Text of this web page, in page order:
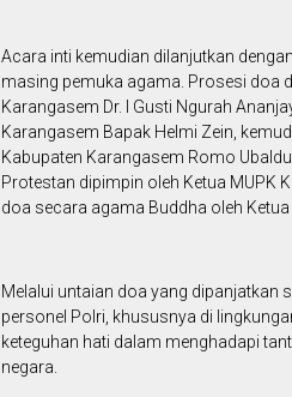
Acara inti kemudian dilanjutkan
masing pemuka agama. Prosesi doa
Karangasem Dr. I Gusti Ngurah
Karangasem Bapak Helmi Zein,
Kabupaten Karangasem Romo
Protestan dipimpin oleh Ketua MUPK
doa secara agama Buddha oleh
Melalui untaian doa yang dipanjatkan
personel Polri, khususnya di
keteguhan hati dalam menghadapi
negara.